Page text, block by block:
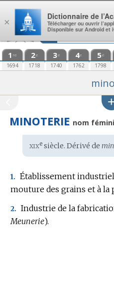
Aller au contenu
1 re
1694
2e
1718
3e
1740
4e
1762
5e
1798
MINOTERIE nom
Étymologie
:
xixesiècle. Dérivé de
1. Établissement industriel
mouture des grains et à la
2. Industrie de la
Meunerie).
×
Dictionnaire de
Télécharger ou ouvrir
Disponible sur Android et